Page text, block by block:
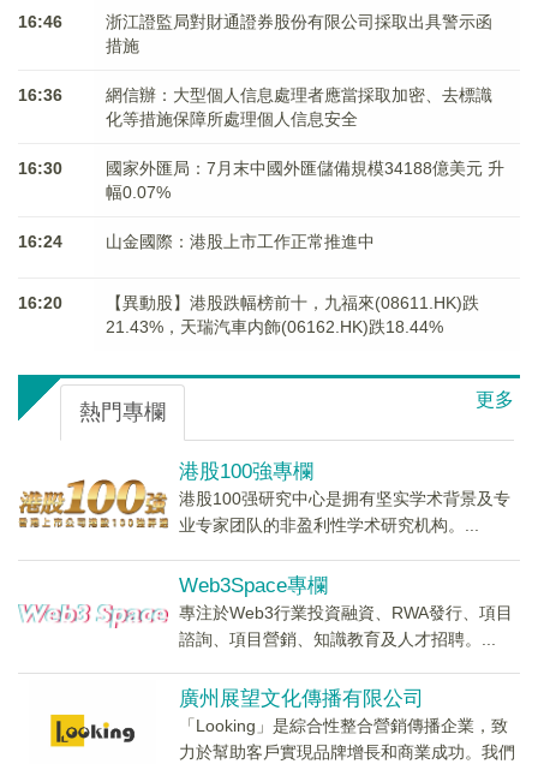
16:46
浙江證監局對財通證券股份有限公司採取出具警示函
措施
16:36
網信辦：大型個人信息處理者應當採取加密、去標識
化等措施保障所處理個人信息安全
16:30
國家外匯局：7月末中國外匯儲備規模34188億美元 升
幅0.07%
16:24 山金國際：港股上市工作正常推進中
16:20
【異動股】港股跌幅榜前十，九福來(08611.HK)跌
21.43%，天瑞汽車内飾(06162.HK)跌18.44%
更多
熱門專欄
港股100強專欄
港股100强研究中心是拥有坚实学术背景及专
业专家团队的非盈利性学术研究机构。...
Web3Space專欄
專注於Web3行業投資融資、RWA發行、項目
諮詢、項目營銷、知識教育及人才招聘。...
廣州展望文化傳播有限公司
「Looking」是綜合性整合營銷傳播企業，致
力於幫助客戶實現品牌增長和商業成功。我們